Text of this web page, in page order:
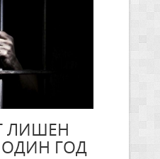
ЛИШЕН
ГОД